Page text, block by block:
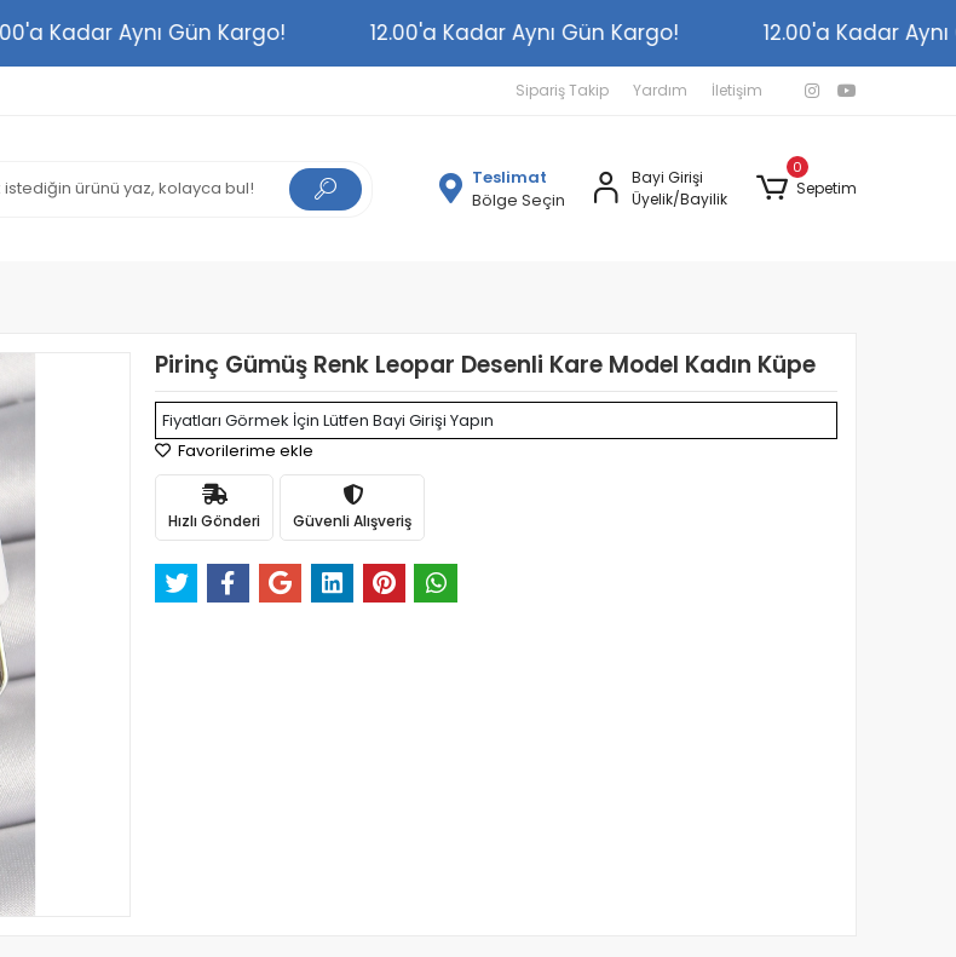
12.00'a Kadar Aynı Gün Kargo! 12.00'a Kadar Aynı Gün Kargo! 12.00'a Kadar
Sipariş Takip Yardım İletişim
Teslimat
Bölge Seçin
Bayi Girişi
Üyelik/Bayilik
0
Sepetim
Pirinç Gümüş Renk Leopar Desenli Kare Model Kadın Küpe
Fiyatları Görmek İçin Lütfen Bayi Girişi Yapın
Favorilerime ekle
Hızlı Gönderi Güvenli Alışveriş